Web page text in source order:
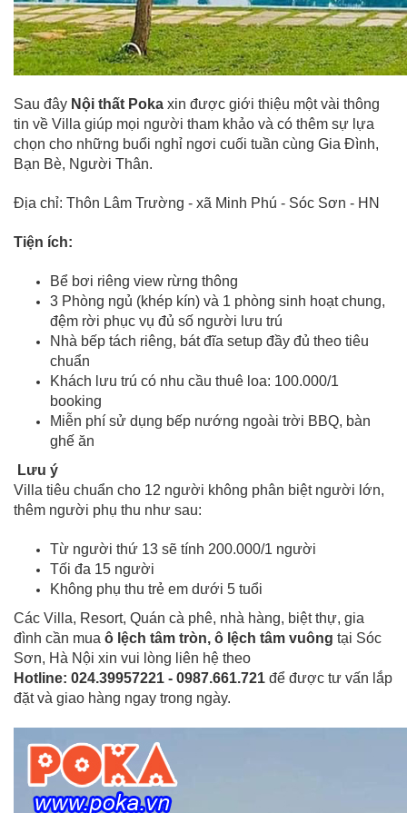
Sau đây Nội thất Poka xin được giới thiệu một vài thông
tin về Villa giúp mọi người tham khảo và có thêm sự lựa
chọn cho những buổi nghỉ ngơi cuối tuần cùng Gia Đình,
Bạn Bè, Người Thân.
Địa chỉ: Thôn Lâm Trường - xã Minh Phú - Sóc Sơn - HN
Tiện ích:
Bể bơi riêng view rừng thông
3 Phòng ngủ (khép kín) và 1 phòng sinh hoạt chung,
đệm rời phục vụ đủ số người lưu trú
Nhà bếp tách riêng, bát đĩa setup đầy đủ theo tiêu
chuẩn
Khách lưu trú có nhu cầu thuê loa: 100.000/1
booking
Miễn phí sử dụng bếp nướng ngoài trời BBQ, bàn
ghế ăn
Lưu ý
Villa tiêu chuẩn cho 12 người không phân biệt người lớn,
thêm người phụ thu như sau:
Từ người thứ 13 sẽ tính 200.000/1 người
Tối đa 15 người
Không phụ thu trẻ em dưới 5 tuổi
Các Villa, Resort, Quán cà phê, nhà hàng, biệt thự, gia
đình cần mua ô lệch tâm tròn, ô lệch tâm vuông tại Sóc
Sơn, Hà Nội xin vui lòng liên hệ theo
Hotline: 024.39957221 - 0987.661.721 để được tư vấn lắp
đặt và giao hàng ngay trong ngày.